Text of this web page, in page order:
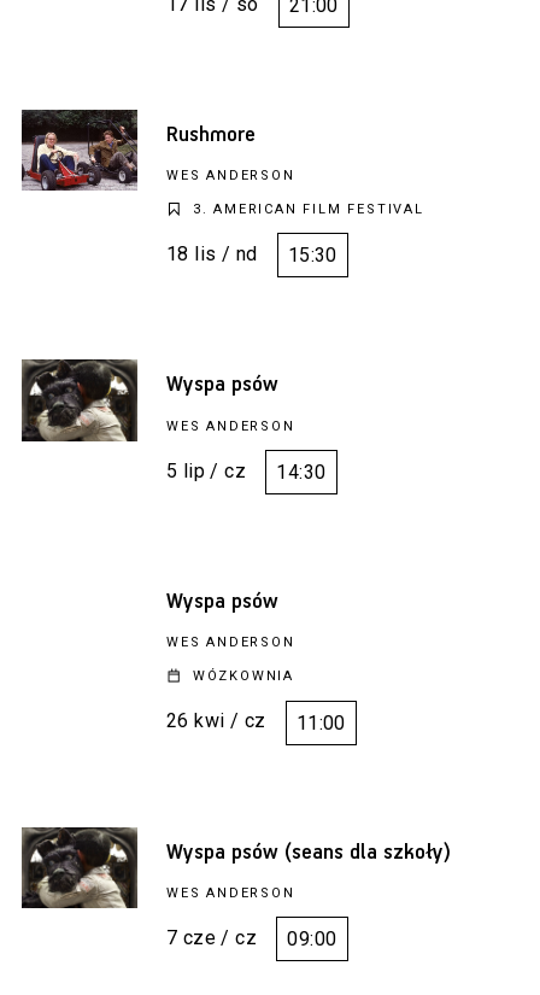
21:00
Rushmore
WES ANDERSON
3. AMERICAN FILM FESTIVAL
18 lis / nd 15:30
Wyspa psów
WES ANDERSON
5 lip / cz 14:30
Wyspa psów
WES ANDERSON
WÓZKOWNIA
26 kwi / cz 11:00
Wyspa psów (seans dla szkoły)
WES ANDERSON
7 cze / cz 09:00